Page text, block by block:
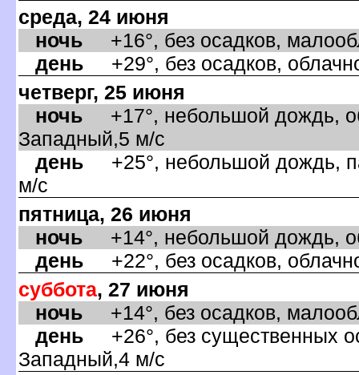
среда, 24 июня
ночь +16°, без осадков,
день +29°, без осадков,
четверг, 25 июня
ночь +17°, небольшой дождь,
Западный,5 м/с
день +25°, небольшой дождь,
м/с
пятница, 26 июня
ночь +14°, небольшой дождь,
день +22°, без осадков,
суббота, 27 июня
ночь +14°, без осадков,
день +26°, без существенных
Западный,4 м/с